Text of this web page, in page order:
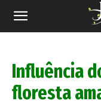
Revista
Influência
floresta